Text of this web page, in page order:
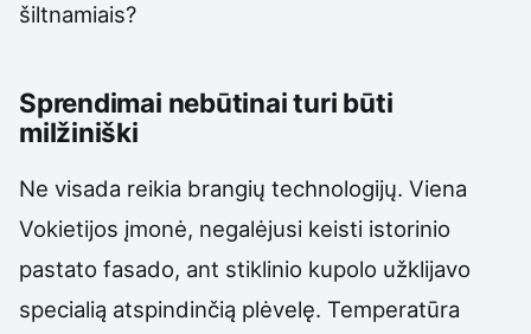
šiltnamiais?
Sprendimai nebūtinai turi būti
milžiniški
Ne visada reikia brangių technologijų. Viena
Vokietijos įmonė, negalėjusi keisti istorinio
pastato fasado, ant stiklinio kupolo užklijavo
specialią atspindinčią plėvelę. Temperatūra